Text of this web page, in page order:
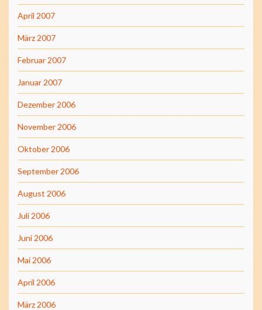
April 2007
März 2007
Februar 2007
Januar 2007
Dezember 2006
November 2006
Oktober 2006
September 2006
August 2006
Juli 2006
Juni 2006
Mai 2006
April 2006
März 2006